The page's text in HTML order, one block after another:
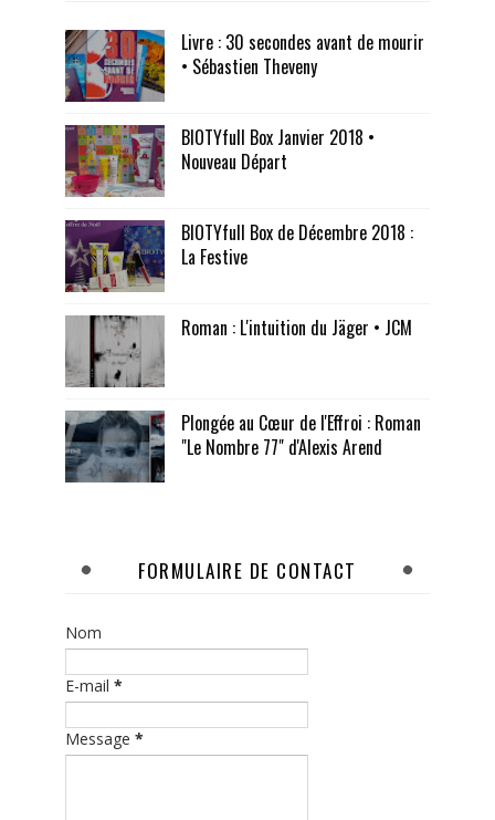
Livre : 30 secondes avant de mourir
• Sébastien Theveny
BIOTYfull Box Janvier 2018 •
Nouveau Départ
BIOTYfull Box de Décembre 2018 :
La Festive
Roman : L'intuition du Jäger • JCM
Plongée au Cœur de l'Effroi : Roman
"Le Nombre 77" d'Alexis Arend
FORMULAIRE DE CONTACT
Nom
E-mail *
Message *